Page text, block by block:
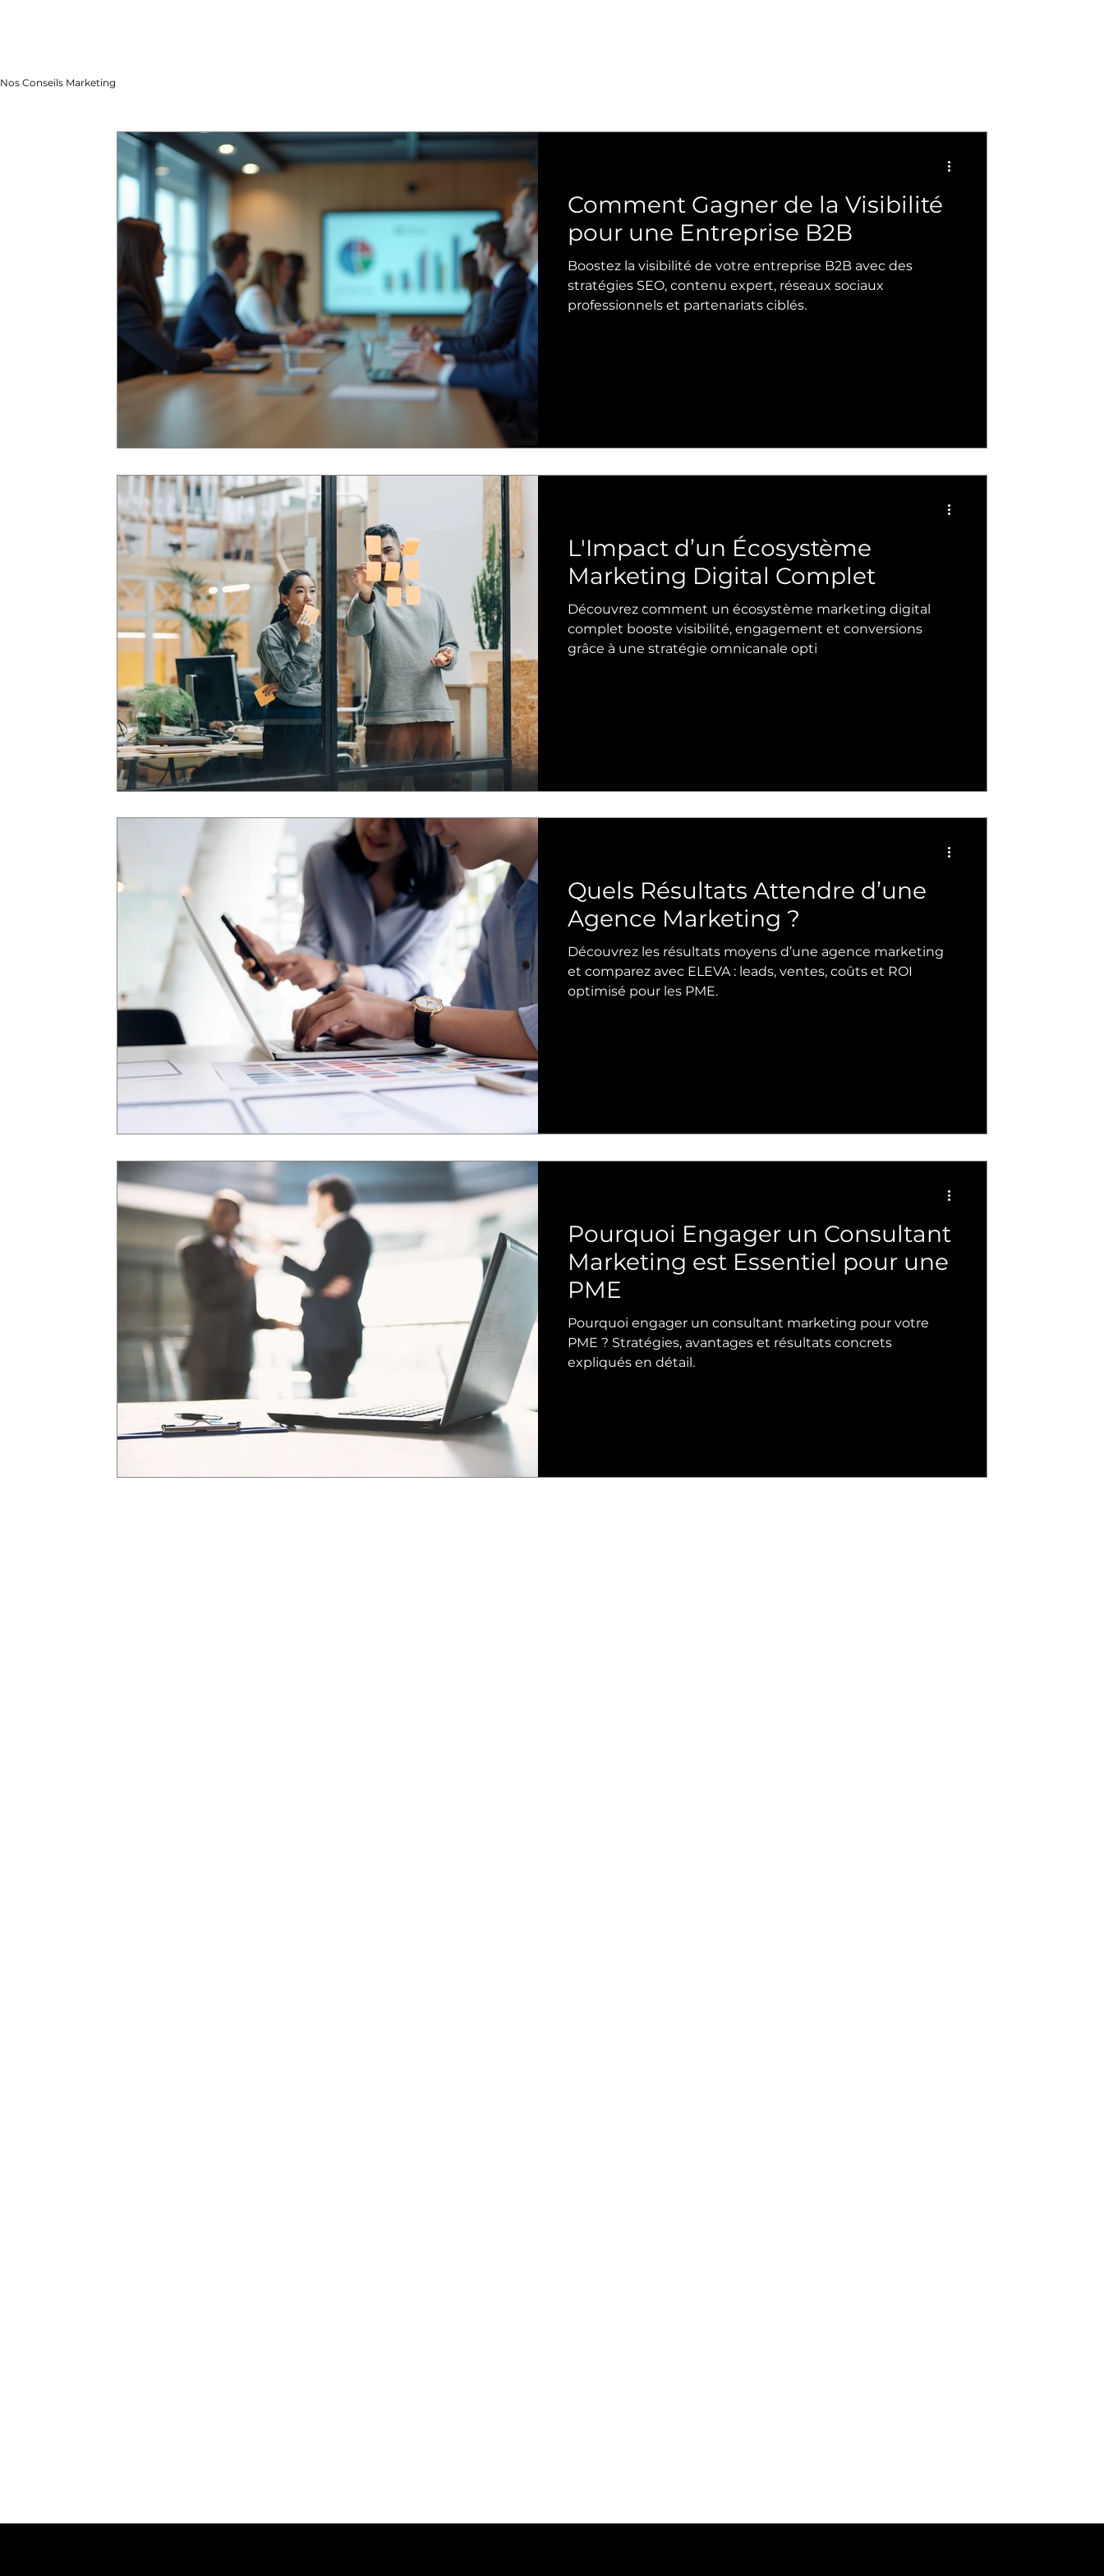
Nos Conseils Marketing
Comment Gagner de la Visibilité
pour une Entreprise B2B
Boostez la visibilité de votre entreprise B2B avec des
stratégies SEO, contenu expert, réseaux sociaux
professionnels et partenariats ciblés.
L'Impact d’un Écosystème
Marketing Digital Complet
Découvrez comment un écosystème marketing digital
complet booste visibilité, engagement et conversions
grâce à une stratégie omnicanale opti
Quels Résultats Attendre d’une
Agence Marketing ?
Découvrez les résultats moyens d’une agence marketing
et comparez avec ELEVA : leads, ventes, coûts et ROI
optimisé pour les PME.
Pourquoi Engager un Consultant
Marketing est Essentiel pour une
PME
Pourquoi engager un consultant marketing pour votre
PME ? Stratégies, avantages et résultats concrets
expliqués en détail.